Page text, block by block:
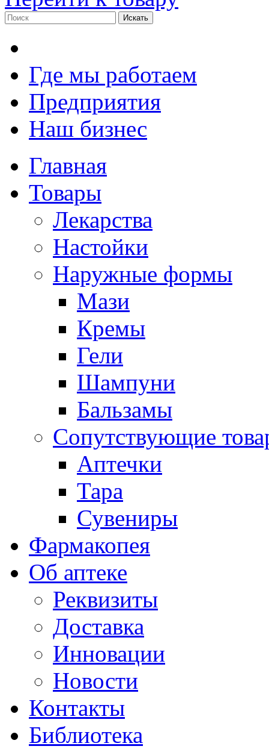
Где мы работаем
Предприятия
Наш бизнес
Главная
Товары
Лекарства
Настойки
Наружные формы
Мази
Кремы
Гели
Шампуни
Бальзамы
Сопутствующие
Аптечки
Тара
Сувениры
Фармакопея
Об аптеке
Реквизиты
Доставка
Инновации
Новости
Контакты
Библиотека